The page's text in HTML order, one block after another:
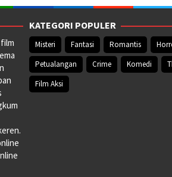
KATEGORI POPULER
Misteri Fantasi Romantis
Petualangan
Crime Komedi
Film Aksi